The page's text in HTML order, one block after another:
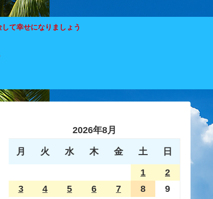
て幸せになりましょう
2026年8月
月 火 水 木 金 土 日
1
2
3
4 5 6 7 8
9